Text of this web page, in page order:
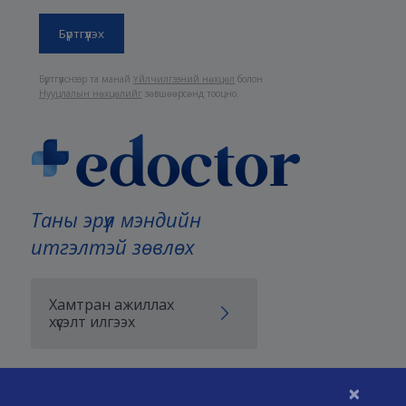
×
Таны эрүүл мэндийн
итгэлтэй зөвлөх
Хамтран ажиллах
хүсэлт илгээх
Бүртгүүлснээр та манайҮйлчилгээний нөхцөл болон
Нууцлалын нөхцөлийг зөвшөөрсөнд тооцно.